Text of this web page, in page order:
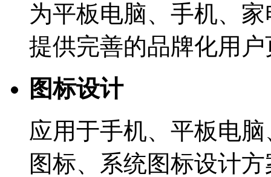
为平板电脑、手机、
提供完善的品牌化用
图标设计
应用于手机、平板电
图标、系统图标设计方